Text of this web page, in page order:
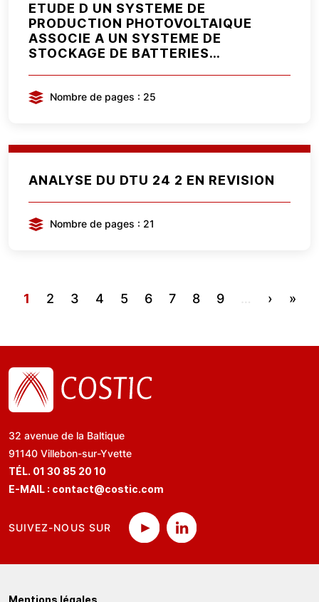
ETUDE D UN SYSTEME DE
PRODUCTION PHOTOVOLTAIQUE
ASSOCIE A UN SYSTEME DE
STOCKAGE DE BATTERIES
Nombre de pages : 25
ANALYSE DU DTU 24 2 EN REVISION
Nombre de pages : 21
Page courante
1 Page
2 Page
3 Page
4 Page
5 Page
6 Page
7 Page
8 Page
9 … › »
32 avenue de la Baltique
91140 Villebon-sur-Yvette
TÉL. 01 30 85 20 10
E-MAIL : contact@costic.com
SUIVEZ-NOUS SUR
Mentions légales